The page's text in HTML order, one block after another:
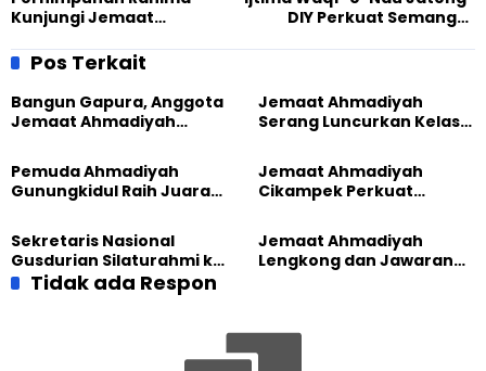
Kunjungi Jemaat
untuk Dialog dan Tabayyun
DIY Perkuat Semangat
Penerus Jemaat
Pos Terkait
Bangun Gapura, Anggota
Jemaat Ahmadiyah
Sambut HUT RI ke-81
Jemaat Ahmadiyah
Serang Luncurkan Kelas
Generasi Unggul
Pemuda Ahmadiyah
Gunungkidul Raih Juara
Jemaat Ahmadiyah
Cikampek Perkuat
Lewat Pengajian
Gabungan
Sekretaris Nasional
Gusdurian Silaturahmi ke
Jemaat Ahmadiyah
Singaparna, Perkuat Nilai
Jemaat Ahmadiyah
Lengkong dan Jawaran
Tidak ada Respon